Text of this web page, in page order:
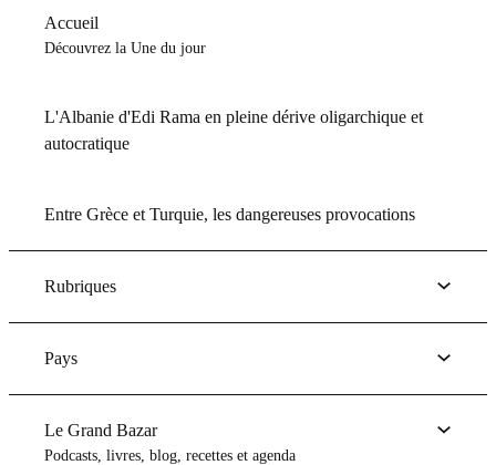
Accueil
Découvrez la Une du jour
L'Albanie d'Edi Rama en pleine dérive oligarchique et
autocratique
Entre Grèce et Turquie, les dangereuses provocations
Rubriques
Pays
Le Grand Bazar
Podcasts, livres, blog, recettes et agenda